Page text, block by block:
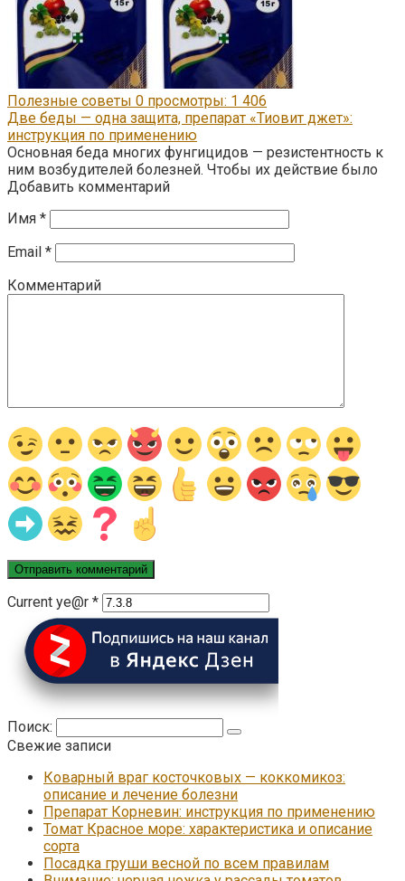
Полезные советы 0 просмотры: 1 406
Две беды — одна защита, препарат «Тиовит джет»:
инструкция по применению
Основная беда многих фунгицидов — резистентность к
ним возбудителей болезней. Чтобы их действие было
Добавить комментарий
Имя *
Email *
Комментарий
Current ye@r *
Поиск:
Свежие записи
Коварный враг косточковых — коккомикоз:
описание и лечение болезни
Препарат Корневин: инструкция по применению
Томат Красное море: характеристика и описание
сорта
Посадка груши весной по всем правилам